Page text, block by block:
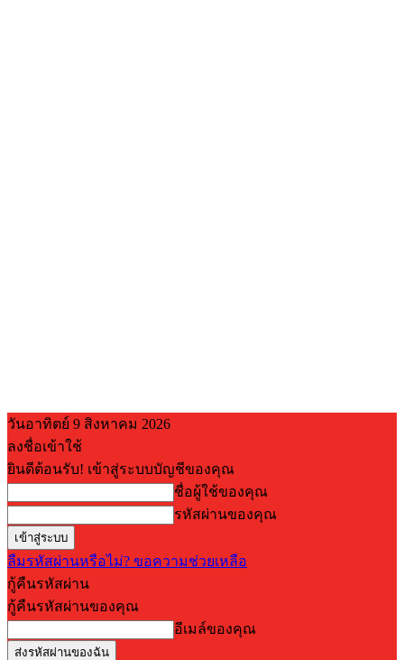
วันอาทิตย์ 9 สิงหาคม 2026
ลงชื่อเข้าใช้
ยินดีต้อนรับ! เข้าสู่ระบบบัญชีของคุณ
ชื่อผู้ใช้ของคุณ
รหัสผ่านของคุณ
ลืมรหัสผ่านหรือไม่? ขอความช่วยเหลือ
กู้คืนรหัสผ่าน
กู้คืนรหัสผ่านของคุณ
อีเมล์ของคุณ